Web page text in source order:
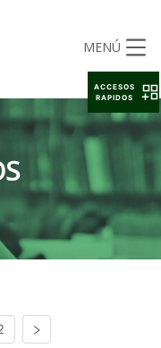
MENÚ
ACCESOS
RAPIDOS